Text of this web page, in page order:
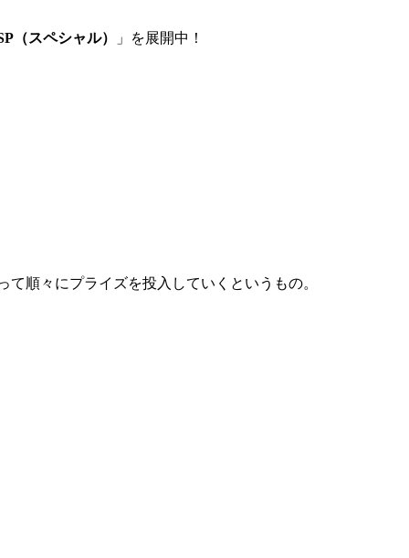
（スペシャル） 」を展開中！
順々にプライズを投入していくというもの。